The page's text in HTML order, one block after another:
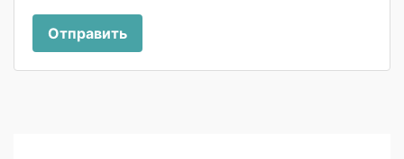
Отправить